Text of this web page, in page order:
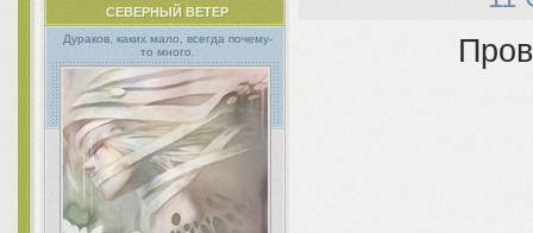
СЕВЕРНЫЙ ВЕТЕР
Дураков, каких мало, всегда почему-
то много.